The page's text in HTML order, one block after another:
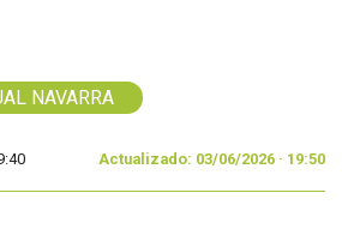
NAVARRA
Actualizado: 03/06/2026 · 19:50